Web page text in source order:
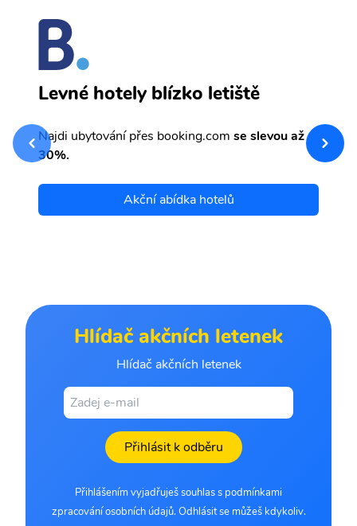
Levné hotely blízko letiště
Najdi ubytování přes booking.com se slevou až
30%.
Akční abídka hotelů
Hlídač akčních letenek
Hlídač akčních letenek
Přihlásit k odběru
Přihlášením vyjadřuješ souhlas s podmínkami
zpracování osobních údajů. Odhlásit se můžeš kdykoliv.